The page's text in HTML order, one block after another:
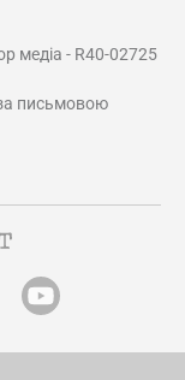
медіа - R40-02725
письмовою